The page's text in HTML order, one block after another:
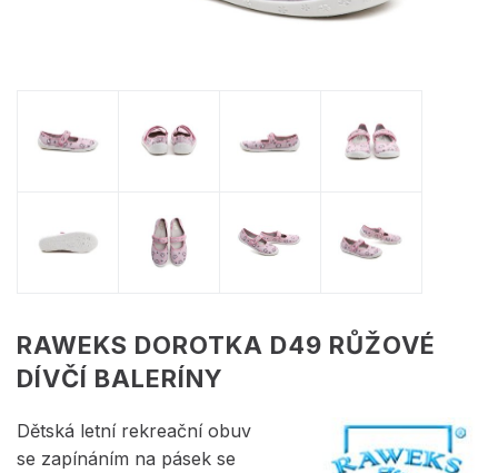
RAWEKS DOROTKA D49 RŮŽOVÉ
DÍVČÍ BALERÍNY
Dětská letní rekreační obuv
se zapínáním na pásek se